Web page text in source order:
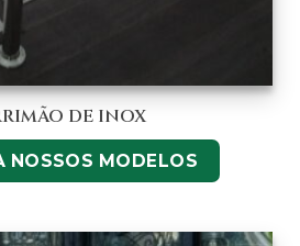
DE INOX
NOSSOS MODELOS